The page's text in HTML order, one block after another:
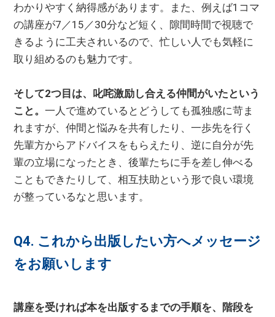
わかりやすく納得感があります。また、例えば1コマ
の講座が7／15／30分など短く、隙間時間で視聴で
きるように工夫されいるので、忙しい人でも気軽に
取り組めるのも魅力です。
そして2つ目は、叱咤激励し合える仲間がいたという
こと。一人で進めているとどうしても孤独感に苛ま
れますが、仲間と悩みを共有したり、一歩先を行く
先輩方からアドバイスをもらえたり、逆に自分が先
輩の立場になったとき、後輩たちに手を差し伸べる
こともできたりして、相互扶助という形で良い環境
が整っているなと思います。
Q4. これから出版したい方へメッセージ
をお願いします
講座を受ければ本を出版するまでの手順を、階段を